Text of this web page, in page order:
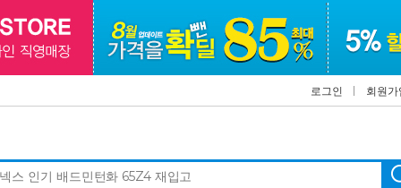
로그인 회원가